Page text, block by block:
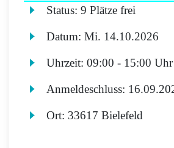
Status:9 Plätze frei
Datum:Mi. 14.10.2026
Uhrzeit:09:00 - 15:00 Uhr
Anmeldeschluss:
Ort: 33617 Bielefeld